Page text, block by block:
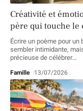
Créativité et
père qui touche
Écrire un poème pour
sembler intimidante,
précieuse de célébrer…
Famille 13/07/2026